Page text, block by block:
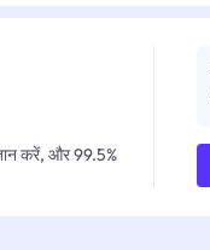
करें, और 99.5%